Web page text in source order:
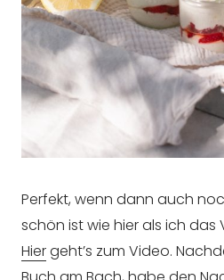
Perfekt, wenn dann auch
schön ist wie hier als ich
Hiergeht’s zum Video.